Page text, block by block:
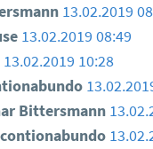
13.02.2019
13.02.2019 08:49
13.02.2019 10:28
Bittersmann